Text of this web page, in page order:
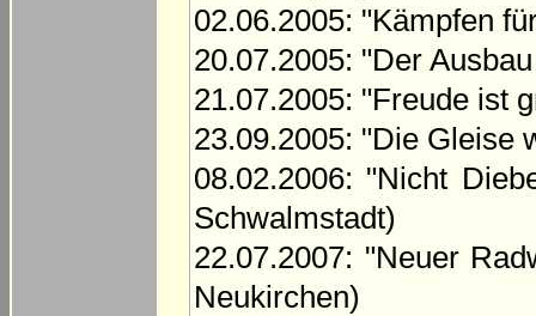
02.06.2005: "Kämpfen
20.07.2005: "Der
21.07.2005: "Freude ist
23.09.2005: "Die Gleise
08.02.2006: "Nicht
Schwalmstadt)
22.07.2007: "Neuer
Neukirchen)